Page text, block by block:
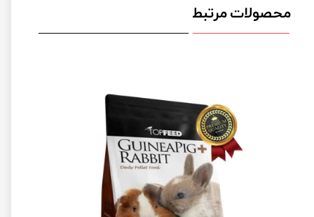
محصولات مرتبط